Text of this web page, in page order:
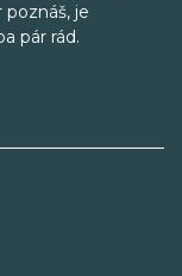
je
pár rád.